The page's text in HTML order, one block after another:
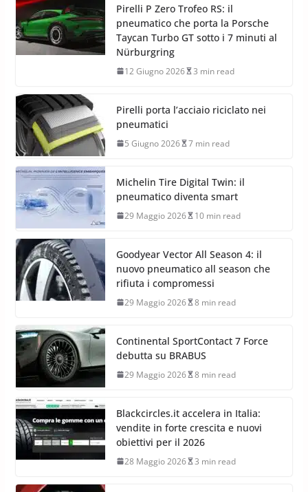
Pirelli P Zero Trofeo RS: il
pneumatico che porta la Porsche
Taycan Turbo GT sotto i 7 minuti al
Nürburgring
12 Giugno 2026 3 min read
Pirelli porta l’acciaio riciclato nei
pneumatici
5 Giugno 2026 7 min read
Michelin Tire Digital Twin: il
pneumatico diventa smart
29 Maggio 2026 10 min read
Goodyear Vector All Season 4: il
nuovo pneumatico all season che
rifiuta i compromessi
29 Maggio 2026 8 min read
Continental SportContact 7 Force
debutta su BRABUS
29 Maggio 2026 8 min read
Blackcircles.it accelera in Italia:
vendite in forte crescita e nuovi
obiettivi per il 2026
28 Maggio 2026 3 min read